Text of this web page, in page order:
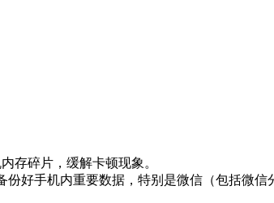
存碎片，缓解卡顿现象。
好手机内重要数据，特别是微信（包括微